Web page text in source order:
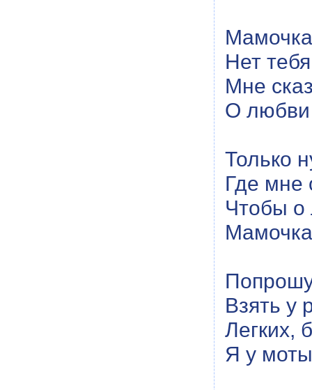
Нет
Мне
О
Только
Где мне
Чтобы о
Взять у
Легких,
Я у